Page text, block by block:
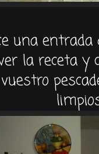
una
la receta